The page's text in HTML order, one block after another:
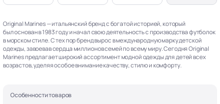
Original Marines — итальянский бренд с богатой историей, который
был основан в 1983 году и начал свою деятельность с производства футболок
в морском стиле. С тех пор бренд вырос в международную марку детской
одежды, завоевав сердца миллионов семей по всему миру. Сегодня Original
Marines предлагает широкий ассортимент модной одежды для детей всех
возрастов, уделяя особое внимание качеству, стилю и комфорту.
Особенности товаров